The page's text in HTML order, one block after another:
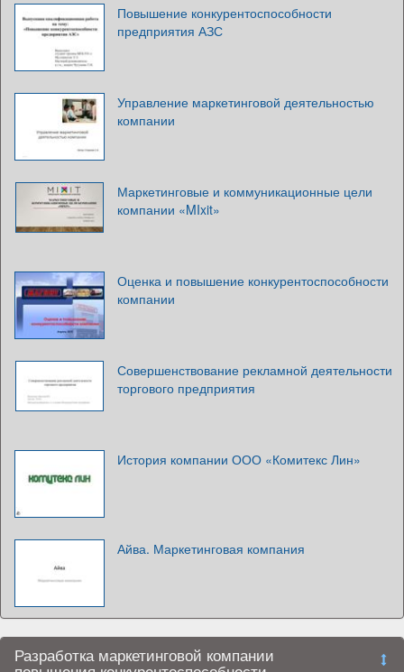
Повышение конкурентоспособности
предприятия АЗС
Управление маркетинговой деятельностью
компании
Маркетинговые и коммуникационные цели
компании «MIxit»
Оценка и повышение конкурентоспособности
компании
Совершенствование рекламной деятельности
торгового предприятия
История компании ООО «Комитекс Лин»
Айва. Маркетинговая компания
Разработка маркетинговой компании